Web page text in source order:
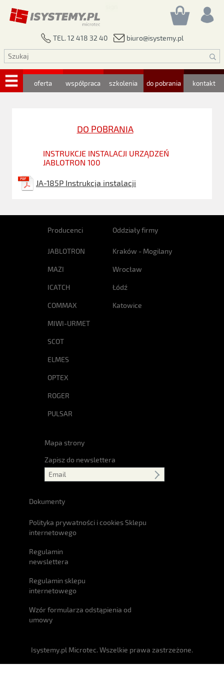
TEL. 12 418 32 40 biuro@isystemy.pl
oferta współpraca szkolenia do pobrania kontakt
DO POBRANIA
INSTRUKCJE INSTALACJI URZĄDZEŃ
JABLOTRON 100
JA-185P Instrukcja instalacji
Producenci
JABLOTRON
MAZI
ICATCH
COMMAX
MIWI-URMET
SCOT
ELMES
OPTEX
ROGER
PULSAR
Oddziały firmy
Kraków - Mogilany
Wrocław
Łódź
Katowice
Mapa strony
Zapisz do newslettera
Dokumenty
Polityka prywatności i cookies Sklepu
internetowego
Regulamin
newslettera
Regulamin sklepu
internetowego
Wzór formularza odstąpienia od
umowy
Isystemy.pl Microtec. Wszelkie prawa zastrzeżone.